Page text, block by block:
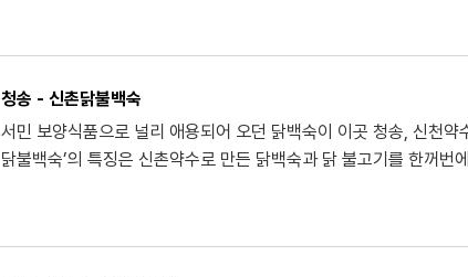
청송 - 신촌닭불백숙
서민 보양식품으로 널리 애용되어 오던 닭백숙이 이곳 청송, 신천약
닭불백숙’의 특징은 신촌약수로 만든 닭백숙과 닭 불고기를 한꺼번